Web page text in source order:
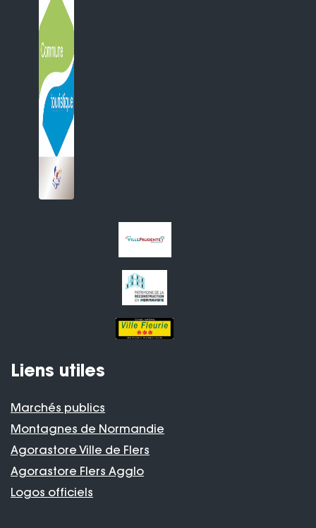
Liens utiles
Marchés publics
Montagnes de Normandie
Agorastore Ville de Flers
Agorastore Flers Agglo
Logos officiels